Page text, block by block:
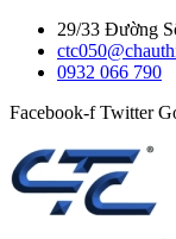
29/33 Đường
0932 066 790
Facebook-f Twitter